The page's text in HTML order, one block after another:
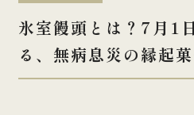
氷室饅頭とは？7月1
る、無病息災の縁起